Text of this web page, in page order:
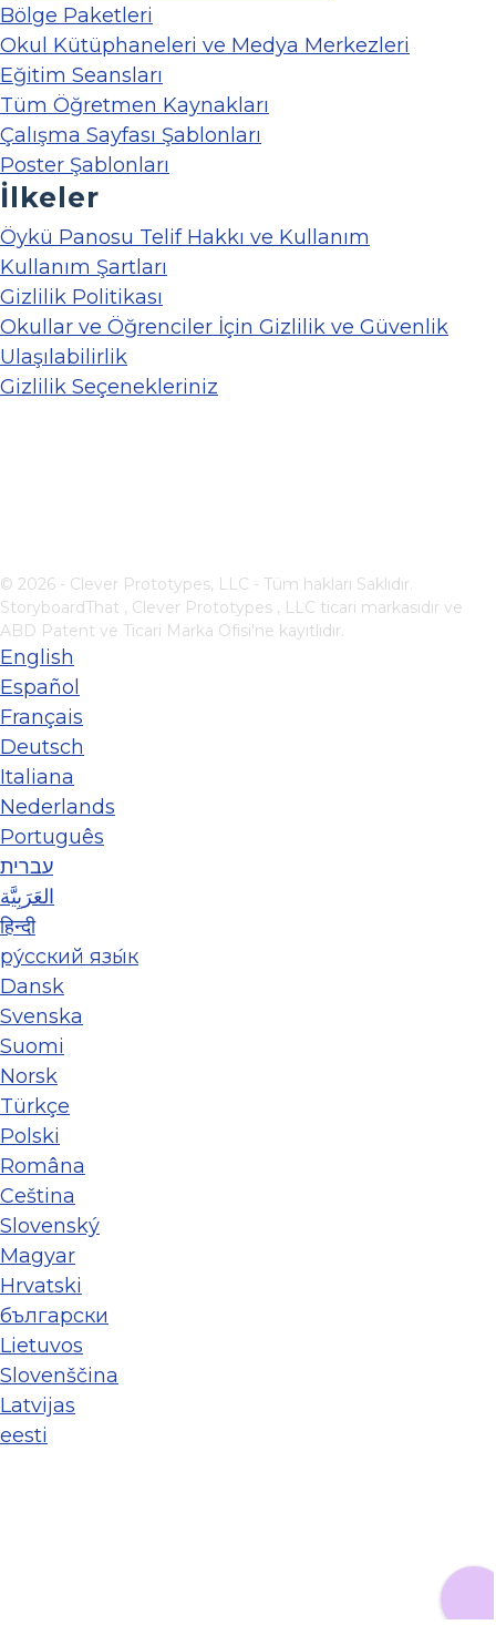
Bölge Paketleri
Okul Kütüphaneleri ve Medya Merkezleri
Eğitim Seansları
Tüm Öğretmen Kaynakları
Çalışma Sayfası Şablonları
Poster Şablonları
İlkeler
Öykü Panosu Telif Hakkı ve Kullanım
Kullanım Şartları
Gizlilik Politikası
Okullar ve Öğrenciler İçin Gizlilik ve Güvenlik
Ulaşılabilirlik
Gizlilik Seçenekleriniz
© 2026 - Clever Prototypes, LLC - Tüm hakları Saklıdır.
StoryboardThat , Clever Prototypes , LLC ticari markasıdır ve
ABD Patent ve Ticari Marka Ofisi'ne kayıtlıdır.
English
Español
Français
Deutsch
Italiana
Nederlands
Português
עברית
العَرَبِيَّة
हिन्दी
ру́сский язы́к
Dansk
Svenska
Suomi
Norsk
Türkçe
Polski
Româna
Ceština
Slovenský
Magyar
Hrvatski
български
Lietuvos
Slovenščina
Latvijas
eesti